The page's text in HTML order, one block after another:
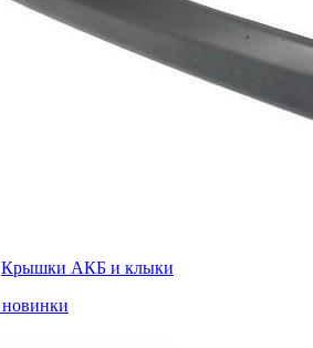
Крышки АКБ и клыки